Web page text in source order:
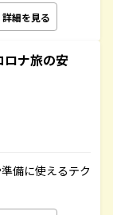
詳細を見る
ロナ旅の安
備に使えるテク